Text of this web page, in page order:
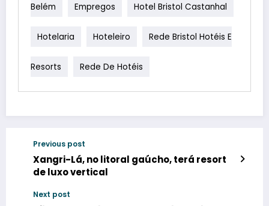
Belém Empregos Hotel Bristol Castanhal
Hotelaria Hoteleiro Rede Bristol Hotéis E
Resorts Rede De Hotéis
Previous post
Xangri-Lá, no litoral gaúcho, terá resort
de luxo vertical
Next post